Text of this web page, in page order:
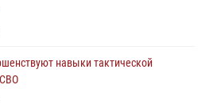
навыки тактической